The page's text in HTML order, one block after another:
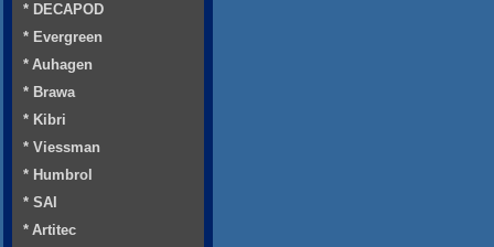
* DECAPOD
* Evergreen
* Auhagen
* Brawa
* Kibri
* Viessman
* Humbrol
* SAI
* Artitec